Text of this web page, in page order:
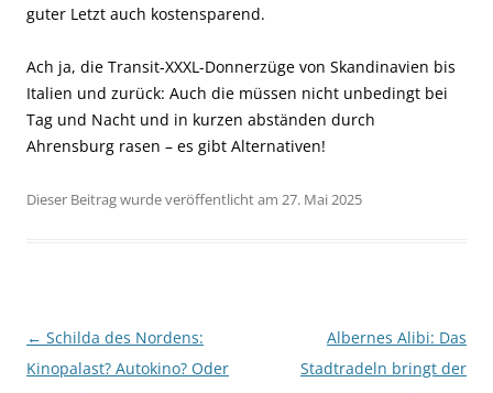
guter Letzt auch kostensparend.
Ach ja, die Transit-XXXL-Donnerzüge von Skandinavien bis
Italien und zurück: Auch die müssen nicht unbedingt bei
Tag und Nacht und in kurzen abständen durch
Ahrensburg rasen – es gibt Alternativen!
Dieser Beitrag wurde veröffentlicht am 27. Mai 2025
Beitragsnavigation
← Schilda des Nordens:
Kinopalast? Autokino? Oder
Albernes Alibi: Das
Stadtradeln bringt der